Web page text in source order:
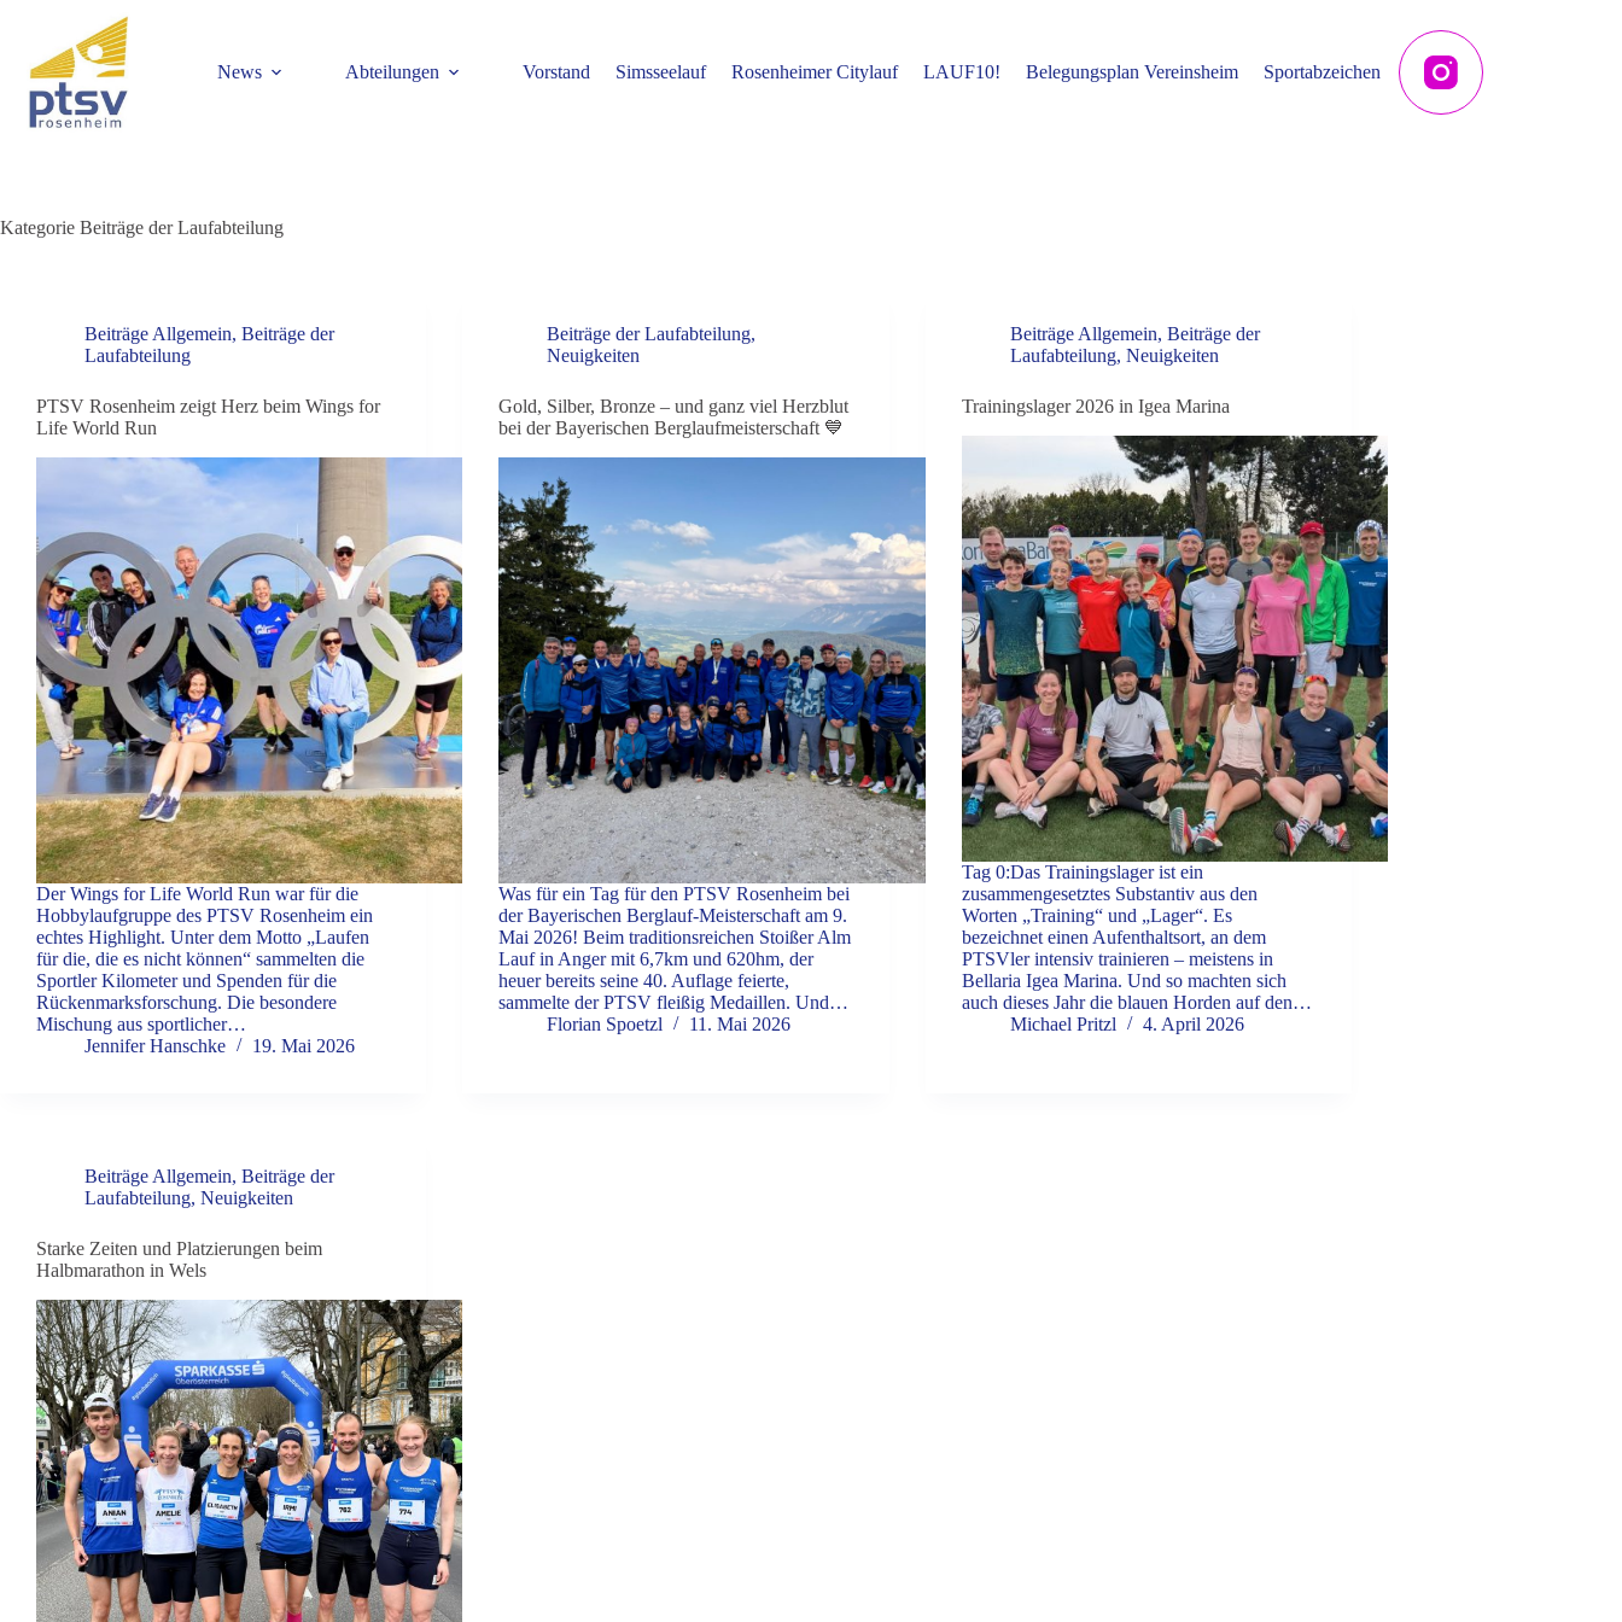
News Abteilungen Vorstand Simsseelauf Rosenheimer Citylauf LAUF10! Belegungsplan Vereinsheim Sportabzeichen
Kategorie Beiträge der Laufabteilung
Beiträge Allgemein, Beiträge der
Laufabteilung
PTSV Rosenheim zeigt Herz beim Wings for
Life World Run
Der Wings for Life World Run war für die
Hobbylaufgruppe des PTSV Rosenheim ein
echtes Highlight. Unter dem Motto „Laufen
für die, die es nicht können“ sammelten die
Sportler Kilometer und Spenden für die
Rückenmarksforschung. Die besondere
Mischung aus sportlicher…
Jennifer Hanschke
19. Mai 2026
Beiträge der Laufabteilung,
Neuigkeiten
Gold, Silber, Bronze – und ganz viel Herzblut
bei der Bayerischen Berglaufmeisterschaft 💙
Was für ein Tag für den PTSV Rosenheim bei
der Bayerischen Berglauf-Meisterschaft am 9.
Mai 2026! Beim traditionsreichen Stoißer Alm
Lauf in Anger mit 6,7km und 620hm, der
heuer bereits seine 40. Auflage feierte,
sammelte der PTSV fleißig Medaillen. Und…
Florian Spoetzl
11. Mai 2026
Beiträge Allgemein, Beiträge der
Laufabteilung, Neuigkeiten
Trainingslager 2026 in Igea Marina
Tag 0:Das Trainingslager ist ein
zusammengesetztes Substantiv aus den
Worten „Training“ und „Lager“. Es
bezeichnet einen Aufenthaltsort, an dem
PTSVler intensiv trainieren – meistens in
Bellaria Igea Marina. Und so machten sich
auch dieses Jahr die blauen Horden auf den…
Michael Pritzl
4. April 2026
Beiträge Allgemein, Beiträge der
Laufabteilung, Neuigkeiten
Starke Zeiten und Platzierungen beim
Halbmarathon in Wels